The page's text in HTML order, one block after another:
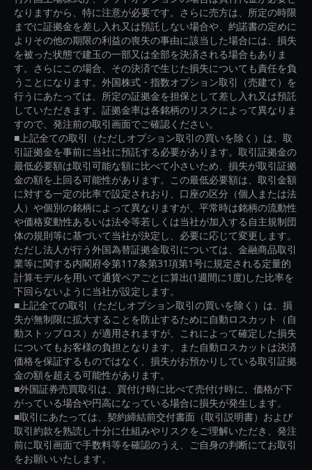
なりますから、特に注意が必要です。さらに売方は、所定の時限
までに証拠金を差し入れ又は預託しない場合や、約諾書の定めに
よりその他の期限の利益の喪失の事由に該当した場合には、損失
を被った状態で建玉の一部又は全部を決済される場合もありま
す。さらにこの場合、その決済で生じた損失についても責任を負
うことになります。外国株式・指数オプション取引（売建て）を
行うにあたっては、所定の証拠金を担保として差し入れ又は預託
していただきます。証拠金率は各銘柄のリスクによって異なりま
すので、発注前の取引画面でご確認ください。
■上記全ての取引（ただしオプション取引の買いを除く）は、取
引証拠金を事前に当社に預託する必要があります。取引証拠金の
最低必要額は取引可能な額に比べて小さいため、損失が取引証拠
金の額を上回る可能性があります。この最低必要額は、取引金額
に対する一定の比率で設定されおり、口座の区分（個人または法
人）や個別の銘柄によって異なりますが、平常時は銘柄の流動性
や価格変動性あるいは法令等若しくは当社が加入する自主規制団
体の規則等に基づいて当社が決定し、必要に応じて変更します。
ただし法人が行う外国為替証拠金取引については、金融商品取引
業等に関する内閣府令第117条第31項第1号に規定される定量的
計算モデルを用いて通貨ペアごとに算出(1週間に1度)した比率を
下回らないように当社が設定します。
■上記全ての取引（ただしオプション取引の買いを除く）は、損
失が無制限に拡大することを防止するために自動ロスカット（自
動ストップロス）が適用されますが、これによって確定した損失
についてもお客様の負担となります。また自動ロスカットは決済
価格を保証するものではなく、損失がお預かりしている取引証拠
金の額を超える可能性があります。
■外国証券売買取引は、買付け時に比べて売付け時に、価格が下
がっている場合や円高になっている場合に損失が発生します。
■取引にあたっては、契約締結前交付書面（取引説明書）および
取引約款を熟読し十分に仕組みやリスクをご理解いただき、発注
前に取引画面で手数料等を確認のうえ、ご自身の判断にてお取引
をお願いいたします。